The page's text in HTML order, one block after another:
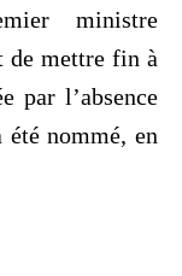
ministre
de mettre fin à
par l’absence
nommé, en